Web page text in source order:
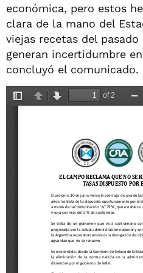
económica, pero estos
clara de la mano del
viejas recetas del
generan incertidumbre
concluyó el comunicado.